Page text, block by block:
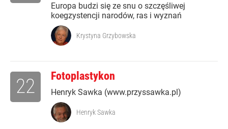
Europa budzi się ze snu o szczęśliwej
koegzystencji narodów, ras i wyznań
Krystyna Grzybowska
Fotoplastykon
Henryk Sawka (www.przyssawka.pl)
22
Henryk Sawka